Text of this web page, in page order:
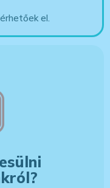
érhetőek el.